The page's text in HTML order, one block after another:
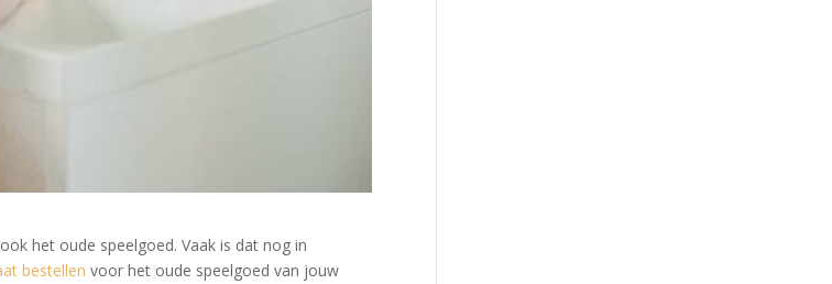
het oude speelgoed. Vaak is dat nog in
bestellen voor het oude speelgoed van jouw